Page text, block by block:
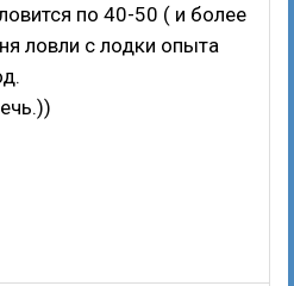
по 40-50 ( и более
ловли с лодки опыта